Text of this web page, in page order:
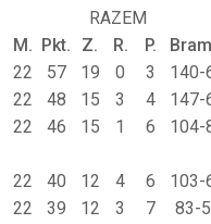
RAZEM
M. Pkt. Z. R. P.
22 57 19 0 3
140-
22 48 15 3 4
147-
22 46 15 1 6 104-
22 40 12 4 6
103-
22 39 12 3 7
83-